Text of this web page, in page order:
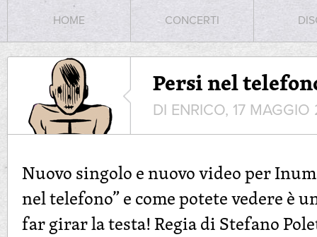
HOME CONCERTI
Persi nel
DI ENRICO, 17 MAGGIO
Nuovo singolo e nuovo video per
nel telefono” e come potete vedere è
far girar la testa! Regia di Stefano